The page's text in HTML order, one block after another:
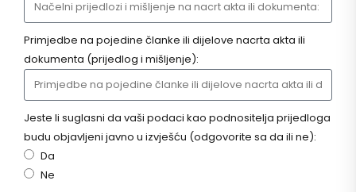
Primjedbe na pojedine članke ili dijelove nacrta akta ili
dokumenta (prijedlog i mišljenje):
Jeste li suglasni da vaši podaci kao podnositelja prijedloga
budu objavljeni javno u izvješću (odgovorite sa da ili ne):
Da
Ne